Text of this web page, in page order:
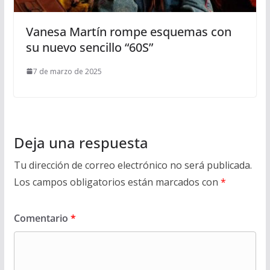
Vanesa Martín rompe esquemas con
su nuevo sencillo “60S”
7 de marzo de 2025
Deja una respuesta
Tu dirección de correo electrónico no será publicada.
Los campos obligatorios están marcados con *
Comentario *